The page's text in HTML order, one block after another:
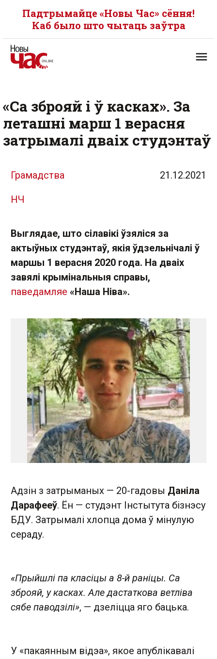
Падтрымайце «Новы Час» сёння!
Каб было што чытаць заўтра
«Са зброяй і ў касках». За
леташні марш 1 верасня
затрымалі дваіх студэнтаў
Грамадства 21.12.2021
НЧ
Выглядае, што сілавікі ўзяліся за
актыўных студэнтаў, якія ўдзельнічалі ў
маршы 1 верасня 2020 года. На дваіх
завялі крымінальныя справы,
паведамляе «Наша Ніва».
Адзін з затрыманых — 20-гадовы Даніла
Дарафееў. Ён — студэнт Інстытута бізнэсу
БДУ. Затрымалі хлопца дома ў мінулую
сераду.
«Прыйшлі па класіцы а 8-й раніцы. Са
зброяй, у касках. Але дастаткова ветліва
сябе паводзілі», — дзеліцца яго бацька.
У «пакаянным відэа», якое апублікавалі